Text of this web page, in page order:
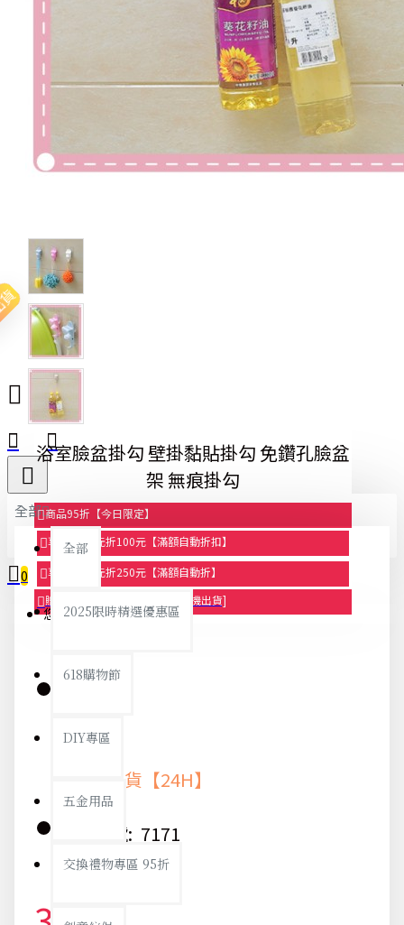
全部
全部
2025限時精選優惠區
618購物節
DIY專區
五金用品
交換禮物專區 95折
0
您的購物車內沒有商品！
浴室臉盆掛勾 壁掛黏貼掛勾 免鑽孔臉盆
架 無痕掛勾
商品95折【今日限定】
享滿1000元折100元【滿額自動折扣】
享滿2000元折250元【滿額自動折】
贈品-滿899送色鉛筆文具組[隨機出貨]
庫存:
快速出貨【24H】
貨號: 7171